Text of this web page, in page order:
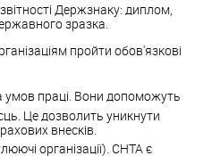
Держзнаку: диплом,
зразка.
пройти обов'язкові
умов праці. Вони допоможуть
Це дозволить уникнути
внесків.
організації). СНТА є